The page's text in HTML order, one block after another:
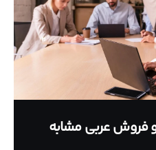
فروش عربی مشابه